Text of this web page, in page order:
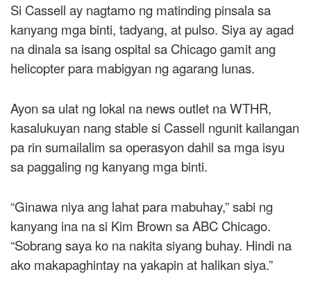
Si Cassell ay nagtamo ng matinding pinsala sa
kanyang mga binti, tadyang, at pulso. Siya ay agad
na dinala sa isang ospital sa Chicago gamit ang
helicopter para mabigyan ng agarang lunas.
Ayon sa ulat ng lokal na news outlet na WTHR,
kasalukuyan nang stable si Cassell ngunit kailangan
pa rin sumailalim sa operasyon dahil sa mga isyu
sa paggaling ng kanyang mga binti.
“Ginawa niya ang lahat para mabuhay,” sabi ng
kanyang ina na si Kim Brown sa ABC Chicago.
“Sobrang saya ko na nakita siyang buhay. Hindi na
ako makapaghintay na yakapin at halikan siya.”